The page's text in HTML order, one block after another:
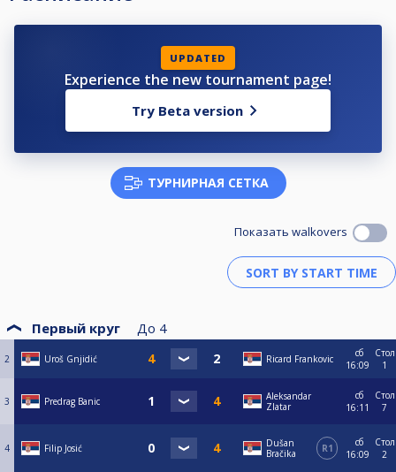
UPDATED
Experience the new tournament page!
Try Beta version
ТУРНИРНАЯ СЕТКА
Показать walkovers
Первый круг До 4
2 Uroš Gnjidić Ricard Frankovic
сб
16:09
Стол
1
3 Predrag Banic
Aleksandar
Zlatar
сб
16:11
Стол
7
4 Filip Josić
Dušan
Bračika
R1
сб
16:09
Стол
2